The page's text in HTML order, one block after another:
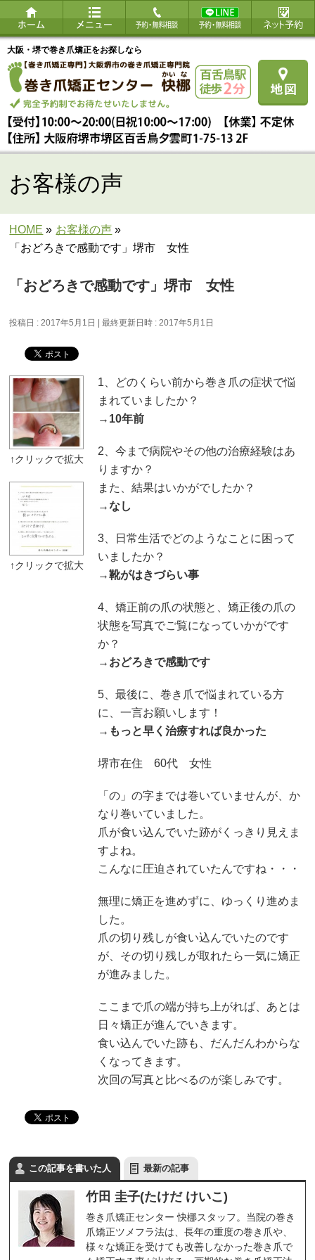
大阪・堺で巻き爪矯正をお探しなら
お客様の声
HOME » お客様の声 »
「おどろきで感動です」堺市 女性
「おどろきで感動です」堺市 女性
投稿日 : 2017年5月1日 最終更新日時 : 2017年5月1日
1、どのくらい前から巻き爪の症状で悩
まれていましたか？
→ 10年前
2、今まで病院やその他の治療経験はあ
りますか？
また、結果はいかがでしたか？
→なし
3、日常生活でどのようなことに困って
いましたか？
→靴がはきづらい事
4、矯正前の爪の状態と、矯正後の爪の
状態を写真でご覧になっていかがです
か？
→ おどろきで感動です
5、最後に、巻き爪で悩まれている方
に、一言お願いします！
→ もっと早く治療すれば良かった
堺市在住 60代 女性
「の」の字までは巻いていませんが、か
なり巻いていました。
爪が食い込んでいた跡がくっきり見えま
すよね。
こんなに圧迫されていたんですね・・・
無理に矯正を進めずに、ゆっくり進めま
した。
爪の切り残しが食い込んでいたのです
が、その切り残しが取れたら一気に矯正
が進みました。
ここまで爪の端が持ち上がれば、あとは
日々矯正が進んでいきます。
食い込んでいた跡も、だんだんわからな
くなってきます。
次回の写真と比べるのが楽しみです。
この記事を書いた人 最新の記事
竹田 圭子(たけだ けいこ)
巻き爪矯正センター 快梛スタッフ。当院の巻き
爪矯正ツメフラ法は、長年の重度の巻き爪や、
様々な矯正を受けても改善しなかった巻き爪で